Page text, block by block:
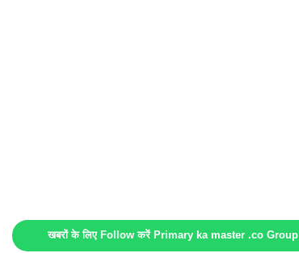
खबरों के लिए Follow करें Primary ka master .co Group